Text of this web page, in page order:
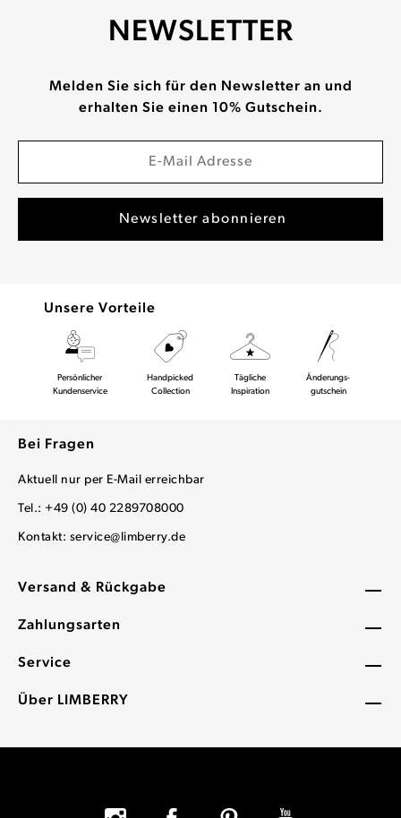
Versand & Rückgabe
Zahlungsarten
Service
Über LIMBERRY
NEWSLETTER
Melden Sie sich für den Newsletter an und
erhalten Sie einen 10% Gutschein.
Unsere Vorteile
Persönlicher
Kundenservice
Handpicked
Collection
Tägliche
Inspiration
Änderungs-
gutschein
Bei Fragen
Aktuell nur per E-Mail erreichbar
Tel.: +49 (0) 40 2289708000
Kontakt: service@limberry.de